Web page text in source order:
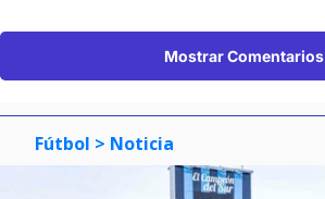
Mostrar Comentarios
Fútbol > Noticia